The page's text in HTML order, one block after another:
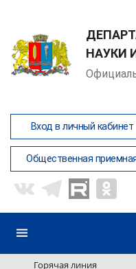
НАУКИ
Вход в личный кабинет
Общественная
Горячая линия